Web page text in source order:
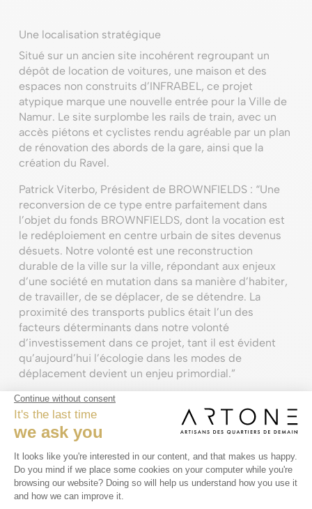
Une localisation stratégique
Situé sur un ancien site incohérent regroupant un
dépôt de location de voitures, une maison et des
espaces non construits d’INFRABEL, ce projet
atypique marque une nouvelle entrée pour la Ville de
Namur. Le site surplombe les rails de train, avec un
accès piétons et cyclistes rendu agréable par un plan
de rénovation des abords de la gare, ainsi que la
création du Ravel.
Patrick Viterbo, Président de BROWNFIELDS : “Une
reconversion de ce type entre parfaitement dans
l’objet du fonds BROWNFIELDS, dont la vocation est
le redéploiement en centre urbain de sites devenus
désuets. Notre volonté est une reconstruction
durable de la ville sur la ville, répondant aux enjeux
d’une société en mutation dans sa manière d’habiter,
de travailler, de se déplacer, de se détendre. La
proximité des transports publics était l’un des
facteurs déterminants dans notre volonté
d’investissement dans ce projet, tant il est évident
qu’aujourd’hui l’écologie dans les modes de
déplacement devient un enjeu primordial.”
Un immeuble au caractère fort et intemporel
montant de façon régulière, offrant une vue
magnifique sur Namur. 3 niveaux de parking en sous-
sol complètent cette construction contemporaine,